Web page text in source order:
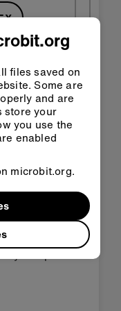
mynegiannol
'helo' a
gwahanol
eiconau eich
files saved on
Some are
and are
store your
you use the
enabled
microbit.org.